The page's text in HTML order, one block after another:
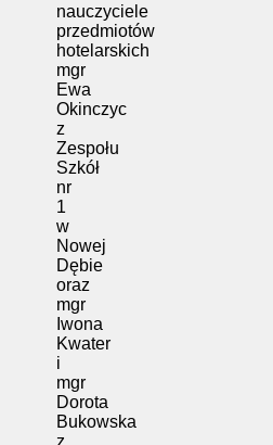
nauczyciele
przedmiotów
hotelarskich
mgr
Ewa
Okinczyc
z
Zespołu
Szkół
nr
1
w
Nowej
Dębie
oraz
mgr
Iwona
Kwater
i
mgr
Dorota
Bukowska